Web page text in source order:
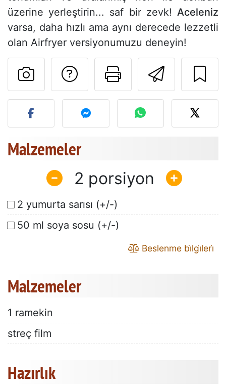
üzerine yerleştirin... saf bir zevk! Aceleniz
varsa, daha hızlı ama aynı derecede lezzetli
olan Airfryer versiyonumuzu deneyin!
Bu sayfayı
Tarif sahibine bir
Bu tarifin fotoğrafını
Malzemeler
2
2 yumurta sarısı (+/-)
50 ml soya sosu (+/-)
Beslenme bi̇lgi̇leri̇
Malzemeler
1 ramekin
streç film
Hazırlık